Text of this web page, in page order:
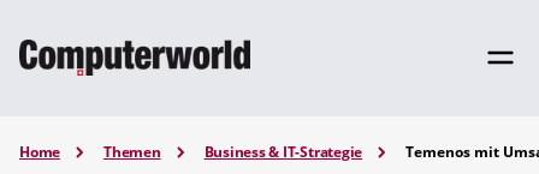
Home Themen Business & IT-Strategie Temenos mit